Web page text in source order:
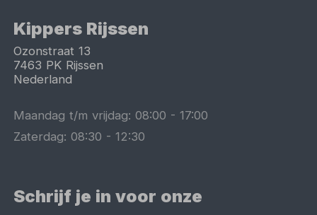
Kippers Rijssen
Ozonstraat 13
7463 PK Rijssen
Nederland
Maandag t/m vrijdag:08:00 -17:00
Zaterdag:08:30 -12:30
Schrijf je in voor onze